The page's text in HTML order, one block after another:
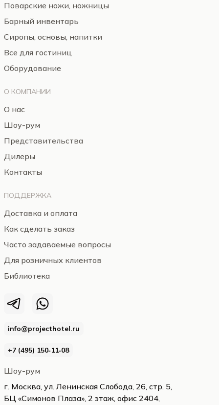
info@projecthotel.ru
+7 (495) 150‑11‑08
Шоу-рум
г. Москва, ул. Ленинская Слобода, 26, стр. 5,
БЦ «Симонов Плаза», 2 этаж, офис 2404,
Поварские ножи, ножницы
Барный инвентарь
Сиропы, основы, напитки
Все для гостиниц
Оборудование
О КОМПАНИИ
О нас
Шоу-рум
Представительства
Дилеры
Контакты
ПОДДЕРЖКА
Доставка и оплата
Как сделать заказ
Часто задаваемые вопросы
Для розничных клиентов
Библиотека